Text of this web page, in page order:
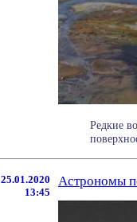
Редкие
25.01.2020
13:45
Астрономы